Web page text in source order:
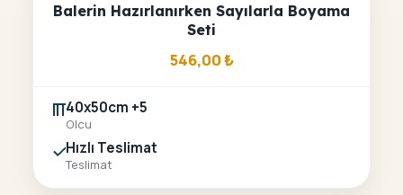
Balerin Hazırlanırken Sayılarla Boyama
Seti
546,00₺
40x50cm +5
Olcu
Hızlı Teslimat
Teslimat